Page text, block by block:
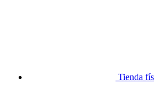
Tienda